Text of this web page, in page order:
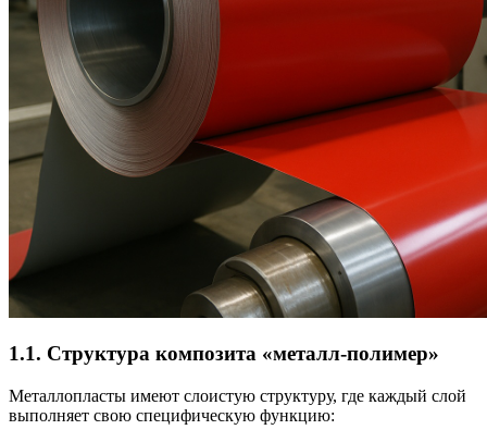
1.1. Структура композита «металл-полимер»
Металлопласты имеют слоистую структуру, где каждый слой
выполняет свою специфическую функцию: